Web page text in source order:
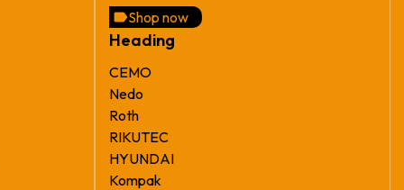
Shop now
Heading
CEMO
Nedo
Roth
RIKUTEC
HYUNDAI
Kompak